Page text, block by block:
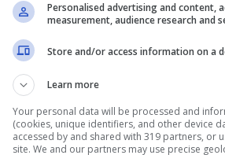
inglese,
mescolavano narrazioni di
a video generati
e incitavano alla
Personalised advertising and content,
measurement, audience research and
Store and/or access information on a
Learn more
Your personal data will be processed and
(cookies, unique identifiers, and other device
accessed by and shared with 319 partners, or
site. We and our partners may use precise